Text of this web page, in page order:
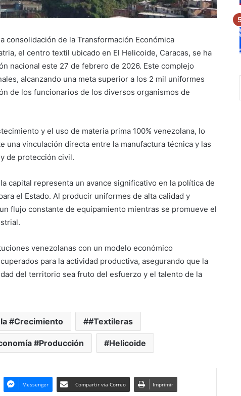
consolidación de la Transformación Económica
el centro textil ubicado en El Helicoide, Caracas, se ha
nacional este 27 de febrero de 2026. Este complejo
alcanzando una meta superior a los 2 mil uniformes
de los funcionarios de los diversos organismos de
y el uso de materia prima 100% venezolana, lo
vinculación directa entre la manufactura técnica y las
de protección civil.
capital representa un avance significativo en la política de
el Estado. Al producir uniformes de alta calidad y
flujo constante de equipamiento mientras se promueve el
venezolanas con un modelo económico
para la actividad productiva, asegurando que la
del territorio sea fruto del esfuerzo y el talento de la
#Crecimiento #Textileras
#Producción Helicoide
Messenger Compartir via Correo Imprimir